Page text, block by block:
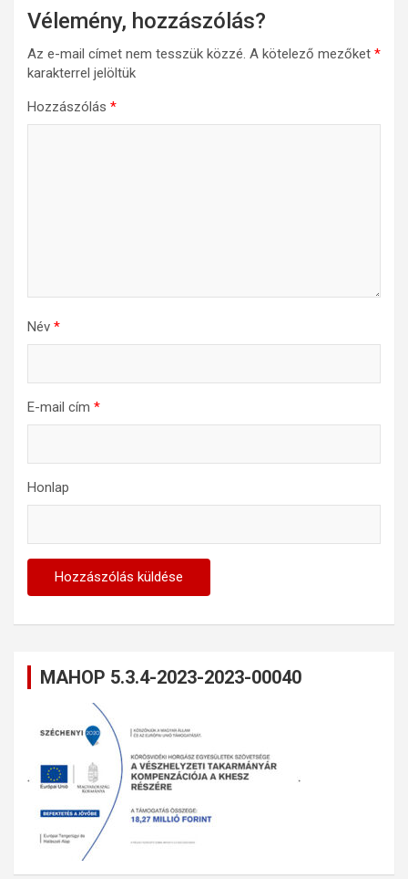
Vélemény, hozzászólás?
Az e-mail címet nem tesszük közzé. A kötelező mezőket *
karakterrel jelöltük
Hozzászólás *
Név *
E-mail cím *
Honlap
MAHOP 5.3.4-2023-2023-00040